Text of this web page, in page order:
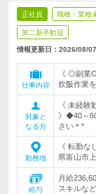
正社員 職種・業種
第二新卒歓迎
情報更新日：2026/08/07
仕事内容
《 ◎副業
炊飯作業
対象と
なる方
《 未経
》◆40～
さい＊*
勤務地
《 転勤
県富山市
給与
月給
スキルな